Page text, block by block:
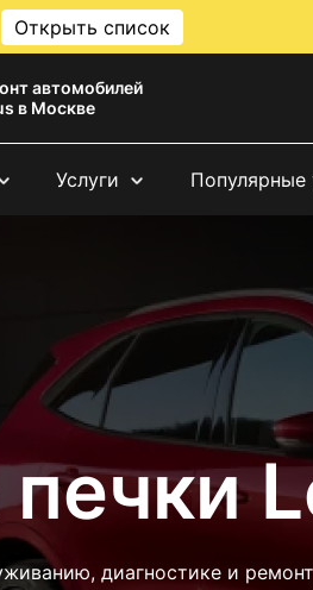
Открыть список
автомобилей
в Москве
Услуги Популярные
диагностике и